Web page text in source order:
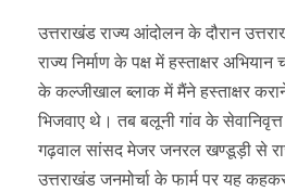
उत्तराखंड राज्य आंदोलन के दौरान
राज्य निर्माण के पक्ष में हस्ताक्षर
के कल्जीखाल ब्लाक में मैंने हस्ताक्षर
भिजवाए थे। तब बलूनी गांव के
गढ़वाल सांसद मेजर जनरल खण्डूड़ी से
उत्तराखंड जनमोर्चा के फार्म पर यह